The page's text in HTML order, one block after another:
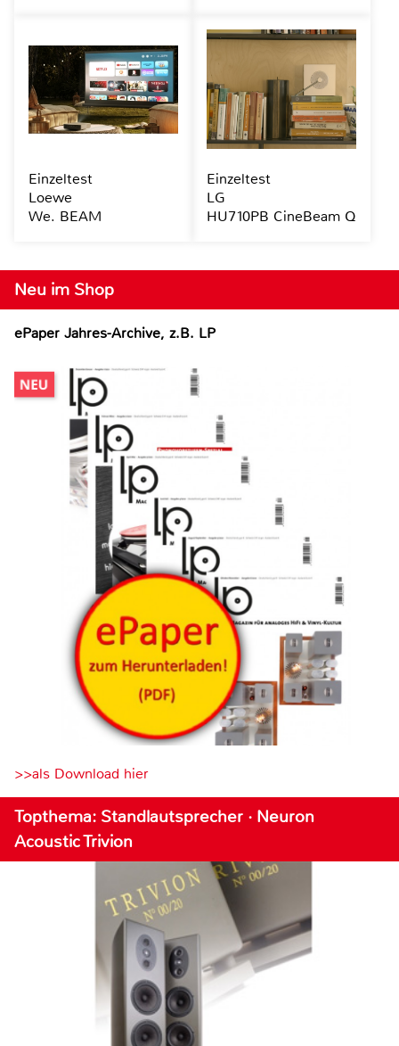
Neu im Shop
ePaper Jahres-Archive, z.B. LP
>>als Download hier
Topthema: Standlautsprecher · Neuron
Acoustic Trivion
Einzeltest
Loewe
We. BEAM
Einzeltest
LG
HU710PB CineBeam Q